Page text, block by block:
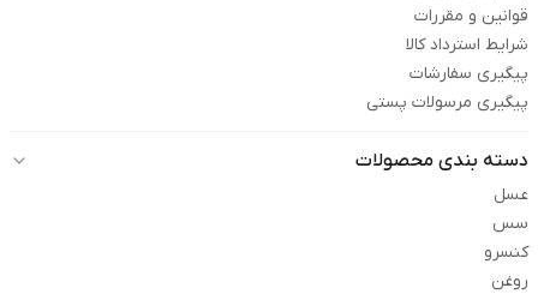
قوانین و مقررات
شرایط استرداد کالا
پیگیری سفارشات
پیگیری مرسولات پستی
دسته بندی محصولات
عسل
سس
کنسرو
روغن